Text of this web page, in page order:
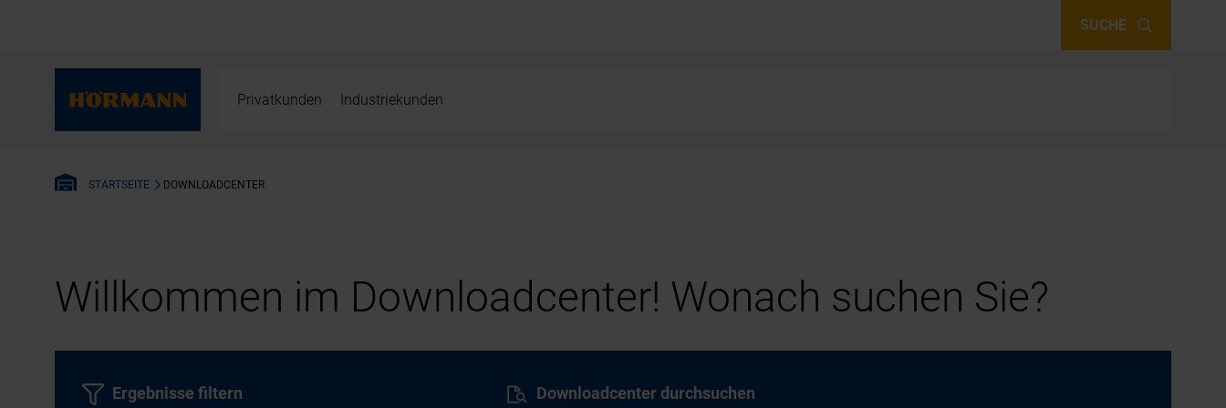
SUCHE
Privatkunden Industriekunden
STARTSEITE DOWNLOADCENTER
Willkommen im Downloadcenter! Wonach suchen Sie?
Downloadcenter durchsuchen
Ergebnisse filtern